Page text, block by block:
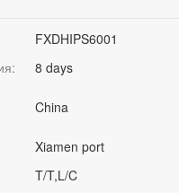
FXDHIPS6001
8 days
China
Xiamen port
T/T,L/C